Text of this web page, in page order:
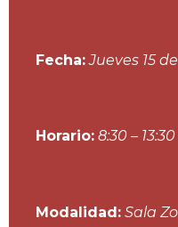
Fecha: Jueves 15
Horario: 8:30 –
Modalidad: Sala